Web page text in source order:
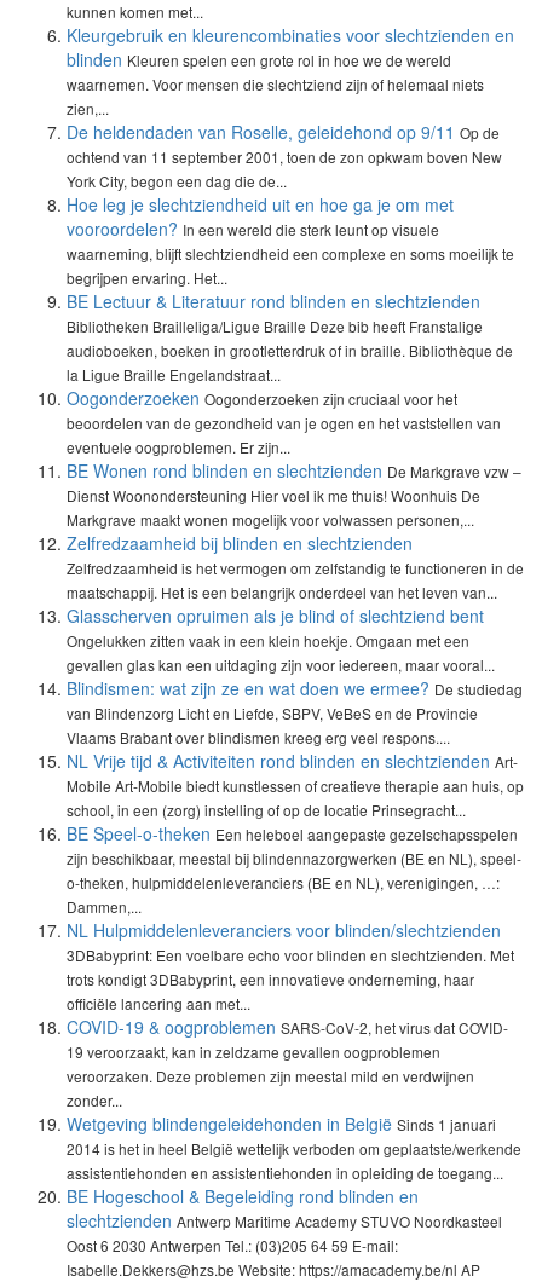
kunnen komen met...
Kleurgebruik en kleurencombinaties voor slechtzienden en
blinden Kleuren spelen een grote rol in hoe we de wereld
waarnemen. Voor mensen die slechtziend zijn of helemaal niets
zien,...
De heldendaden van Roselle, geleidehond op 9/11 Op de
ochtend van 11 september 2001, toen de zon opkwam boven New
York City, begon een dag die de...
Hoe leg je slechtziendheid uit en hoe ga je om met
vooroordelen? In een wereld die sterk leunt op visuele
waarneming, blijft slechtziendheid een complexe en soms moeilijk te
begrijpen ervaring. Het...
BE Lectuur & Literatuur rond blinden en slechtzienden
Bibliotheken Brailleliga/Ligue Braille Deze bib heeft Franstalige
audioboeken, boeken in grootletterdruk of in braille. Bibliothèque de
la Ligue Braille Engelandstraat...
Oogonderzoeken Oogonderzoeken zijn cruciaal voor het
beoordelen van de gezondheid van je ogen en het vaststellen van
eventuele oogproblemen. Er zijn...
BE Wonen rond blinden en slechtzienden De Markgrave vzw –
Dienst Woonondersteuning Hier voel ik me thuis! Woonhuis De
Markgrave maakt wonen mogelijk voor volwassen personen,...
Zelfredzaamheid bij blinden en slechtzienden
Zelfredzaamheid is het vermogen om zelfstandig te functioneren in de
maatschappij. Het is een belangrijk onderdeel van het leven van...
Glasscherven opruimen als je blind of slechtziend bent
Ongelukken zitten vaak in een klein hoekje. Omgaan met een
gevallen glas kan een uitdaging zijn voor iedereen, maar vooral...
Blindismen: wat zijn ze en wat doen we ermee? De studiedag
van Blindenzorg Licht en Liefde, SBPV, VeBeS en de Provincie
Vlaams Brabant over blindismen kreeg erg veel respons....
NL Vrije tijd & Activiteiten rond blinden en slechtzienden Art-
Mobile Art-Mobile biedt kunstlessen of creatieve therapie aan huis, op
school, in een (zorg) instelling of op de locatie Prinsegracht...
BE Speel-o-theken Een heleboel aangepaste gezelschapsspelen
zijn beschikbaar, meestal bij blindennazorgwerken (BE en NL), speel-
o-theken, hulpmiddelenleveranciers (BE en NL), verenigingen, …:
Dammen,...
NL Hulpmiddelenleveranciers voor blinden/slechtzienden
3DBabyprint: Een voelbare echo voor blinden en slechtzienden. Met
trots kondigt 3DBabyprint, een innovatieve onderneming, haar
officiële lancering aan met...
COVID-19 & oogproblemen SARS-CoV-2, het virus dat COVID-
19 veroorzaakt, kan in zeldzame gevallen oogproblemen
veroorzaken. Deze problemen zijn meestal mild en verdwijnen
zonder...
Wetgeving blindengeleidehonden in België Sinds 1 januari
2014 is het in heel België wettelijk verboden om geplaatste/werkende
assistentiehonden en assistentiehonden in opleiding de toegang...
BE Hogeschool & Begeleiding rond blinden en
slechtzienden Antwerp Maritime Academy STUVO Noordkasteel
Oost 6 2030 Antwerpen Tel.: (03)205 64 59 E-mail:
Isabelle.Dekkers@hzs.be Website: https://amacademy.be/nl AP